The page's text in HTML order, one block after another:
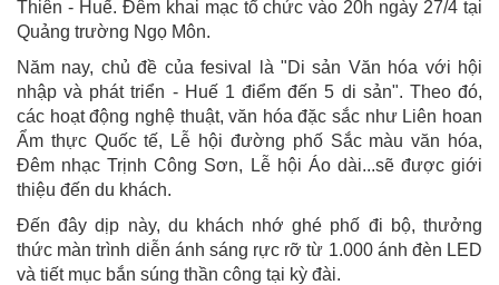
Thiên - Huế. Đêm khai mạc tổ chức vào 20h ngày 27/4 tại
Quảng trường Ngọ Môn.
Năm nay, chủ đề của fesival là "Di sản Văn hóa với hội
nhập và phát triển - Huế 1 điểm đến 5 di sản". Theo đó,
các hoạt động nghệ thuật, văn hóa đặc sắc như Liên hoan
Ẩm thực Quốc tế, Lễ hội đường phố Sắc màu văn hóa,
Đêm nhạc Trịnh Công Sơn, Lễ hội Áo dài...sẽ được giới
thiệu đến du khách.
Đến đây dịp này, du khách nhớ ghé phố đi bộ, thưởng
thức màn trình diễn ánh sáng rực rỡ từ 1.000 ánh đèn LED
và tiết mục bắn súng thần công tại kỳ đài.